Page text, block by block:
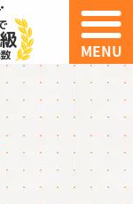
MENU